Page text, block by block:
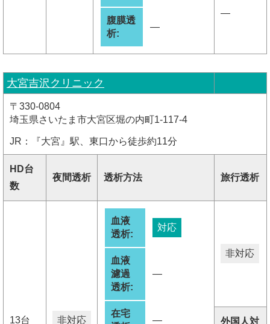
腹膜透
析:
―
―
大宮吉沢クリニック
〒330-0804
埼玉県さいたま市大宮区堀の内町1-117-4
JR：『大宮』駅、東口から徒歩約11分
HD台
数
夜間透析 透析方法 旅行透析
13台 非対応
血液
透析:
対応
血液
濾過
透析:
―
在宅
―
非対応
外国人対